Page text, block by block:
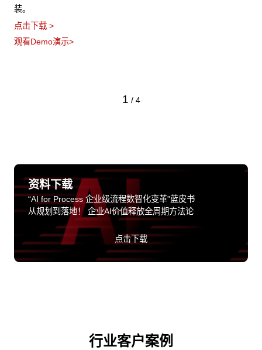
装。
点击下载 >
观看Demo演示>
1 / 4
资料下载
“AI for Process 企业级流程数智化变革”蓝皮书
从规划到落地！ 企业AI价值释放全周期方法论
点击下载
行业客户案例